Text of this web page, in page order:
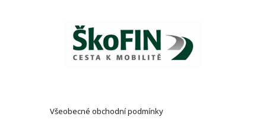
Všeobecné obchodní podmínky